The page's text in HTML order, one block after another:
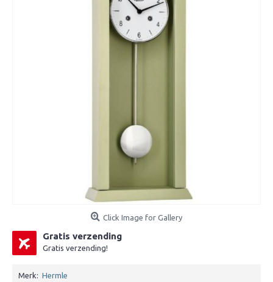
Click Image for Gallery
Gratis verzending
Gratis verzending!
Merk: Hermle